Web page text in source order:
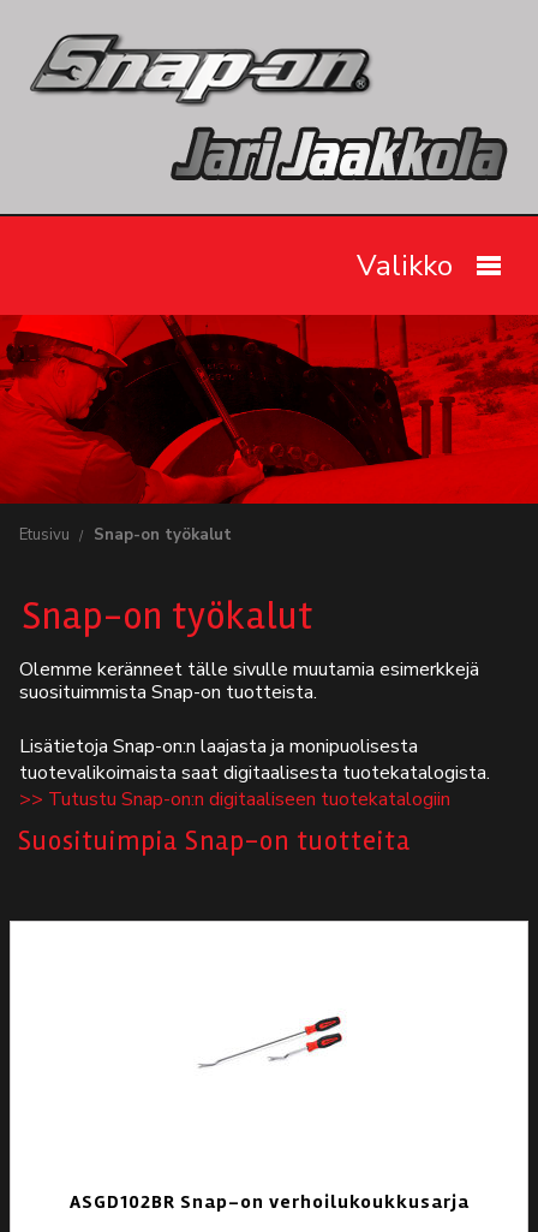
Valikko
Etusivu
Snap-on työkalut
Tarjoukset
Autofrontal
Yhteystiedot
Etusivu Snap-on työkalut
Snap-on työkalut
Olemme keränneet tälle sivulle muutamia esimerkkejä
suosituimmista Snap-on tuotteista.
Lisätietoja Snap-on:n laajasta ja monipuolisesta
tuotevalikoimaista saat digitaalisesta tuotekatalogista.
>> Tutustu Snap-on:n digitaaliseen tuotekatalogiin
Suosituimpia Snap-on tuotteita
ASGD102BR Snap-on verhoilukoukkusarja